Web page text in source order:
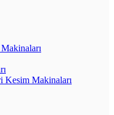
Kesim Makinaları